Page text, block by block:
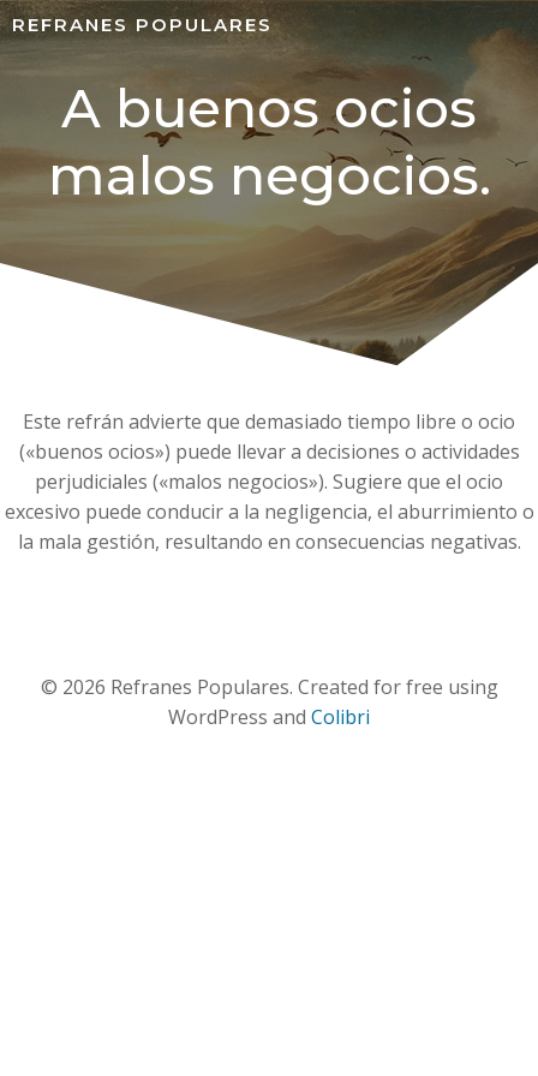
REFRANES POPULARES
A buenos ocios
malos negocios.
Este refrán advierte que demasiado tiempo libre o ocio
(«buenos ocios») puede llevar a decisiones o actividades
perjudiciales («malos negocios»). Sugiere que el ocio
excesivo puede conducir a la negligencia, el aburrimiento o
la mala gestión, resultando en consecuencias negativas.
© 2026 Refranes Populares. Created for free using
WordPress and Colibri